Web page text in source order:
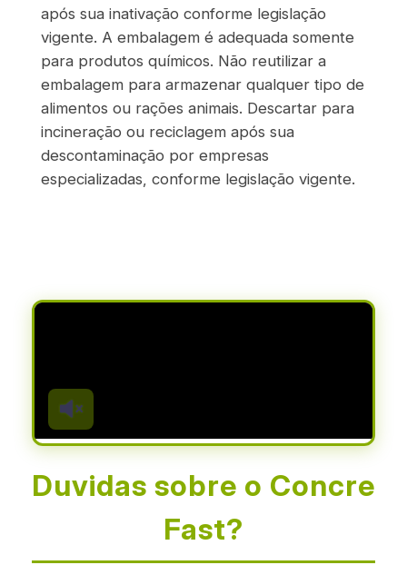
após sua inativação conforme legislação
vigente. A embalagem é adequada somente
para produtos químicos. Não reutilizar a
embalagem para armazenar qualquer tipo de
alimentos ou rações animais. Descartar para
incineração ou reciclagem após sua
descontaminação por empresas
especializadas, conforme legislação vigente.
Duvidas sobre o Concre
Fast?